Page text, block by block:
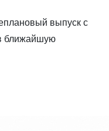
выпуск с
ближайшую